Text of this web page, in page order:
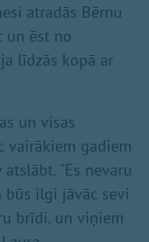
atradās Bērnu
un ēst no
līdzās kopā ar
un visas
vairākiem gadiem
"Es nevaru
būs ilgi jāvāc sevi
brīdi. un viņiem